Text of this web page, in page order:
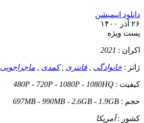
دانلود انیمیشن
۲۶ آذر ۱۴۰۰
پست ويژه
اکران : 2021
ژانر : خانوادگی فانتزی ,کمدی ماجراجویی
کيفيت : 480P - 720P - 1080P - 1080HQ
حجم : 697MB - 990MB - 2.6GB - 1.9GB
کشور :آمریکا